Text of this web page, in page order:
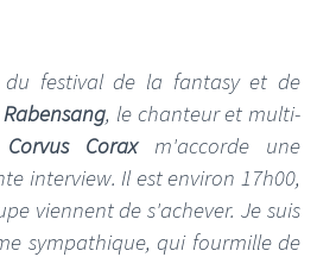
festival de la fantasy et de
Rabensang, le chanteur et multi-
Corvus Coraxm'accorde une
interview. Il est environ 17h00,
viennent de s'achever. Je suis
sympathique, qui fourmille de